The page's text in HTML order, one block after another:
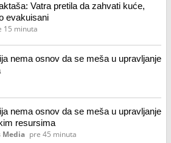
Vatra pretila da zahvati kuće,
evakuisani
15 minuta
nema osnov da se meša u upravljanje
nema osnov da se meša u upravljanje
resursima
Media pre 45 minuta